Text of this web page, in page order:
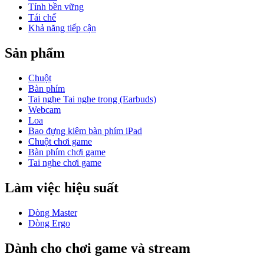
Tính bền vững
Tái chế
Khả năng tiếp cận
Sản phẩm
Chuột
Bàn phím
Tai nghe Tai nghe trong (Earbuds)
Webcam
Loa
Bao đựng kiêm bàn phím iPad
Chuột chơi game
Bàn phím chơi game
Tai nghe chơi game
Làm việc hiệu suất
Dòng Master
Dòng Ergo
Dành cho chơi game và stream